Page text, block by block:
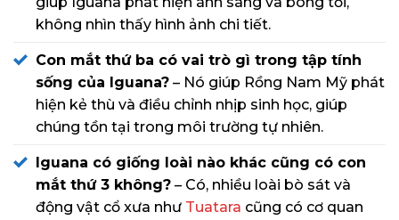
không nhìn thấy hình ảnh chi tiết.
Con mắt thứ ba có vai trò gì trong tập tính
sống của Iguana? – Nó giúp Rồng Nam Mỹ phát
hiện kẻ thù và điều chỉnh nhịp sinh học, giúp
chúng tồn tại trong môi trường tự nhiên.
Iguana có giống loài nào khác cũng có con
mắt thứ 3 không? – Có, nhiều loài bò sát và
động vật cổ xưa như Tuatara cũng có cơ quan